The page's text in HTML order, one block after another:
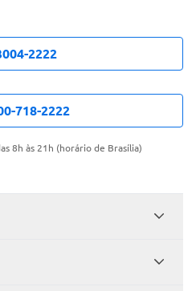
2222
718-2222
8h às 21h (horário de Brasília)